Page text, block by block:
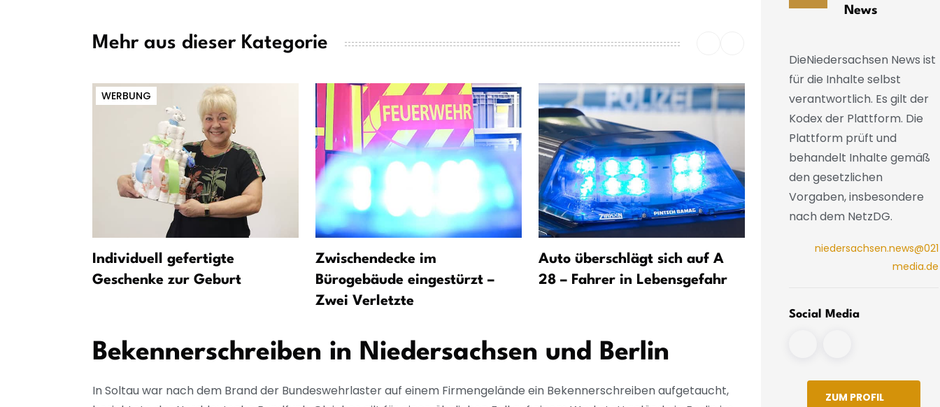
Mehr aus dieser Kategorie
WERBUNG
Individuell gefertigte
Geschenke zur Geburt
Zwischendecke im
Bürogebäude eingestürzt –
Zwei Verletzte
Auto überschlägt sich auf A
28 – Fahrer in Lebensgefahr
Meterhohe Feuerwände -
Bekennerschreiben in Niedersachsen und Berlin
In Soltau war nach dem Brand der Bundeswehrlaster auf einem Firmengelände ein Bekennerschreiben aufgetaucht,
News
DieNiedersachsen News ist
für die Inhalte selbst
verantwortlich. Es gilt der
Kodex der Plattform. Die
Plattform prüft und
behandelt Inhalte gemäß
den gesetzlichen
Vorgaben, insbesondere
nach dem NetzDG.
niedersachsen.news@021
media.de
Social Media
ZUM PROFIL